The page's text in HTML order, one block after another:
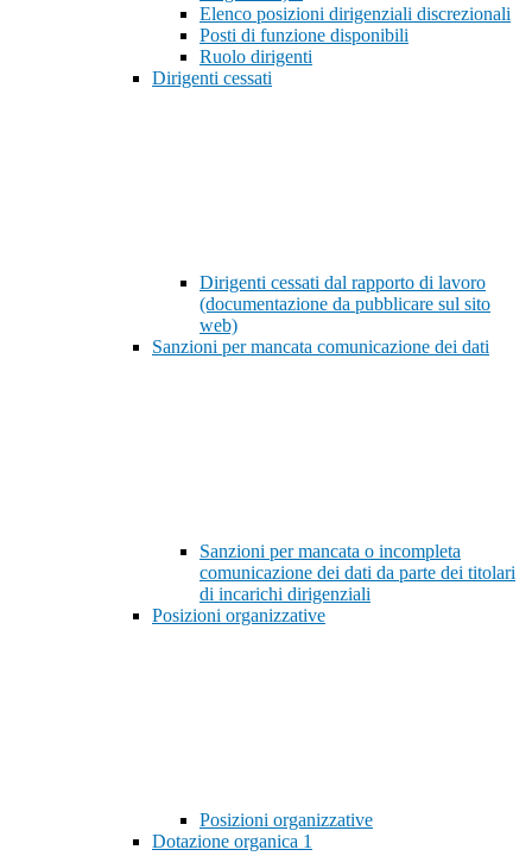
Elenco posizioni dirigenziali discrezionali
Posti di funzione disponibili
Ruolo dirigenti
Dirigenti cessati
Dirigenti cessati dal rapporto di lavoro
(documentazione da pubblicare sul sito
web)
Sanzioni per mancata comunicazione dei dati
Sanzioni per mancata o incompleta
comunicazione dei dati da parte dei titolari
di incarichi dirigenziali
Posizioni organizzative
Posizioni organizzative
Dotazione organica 1